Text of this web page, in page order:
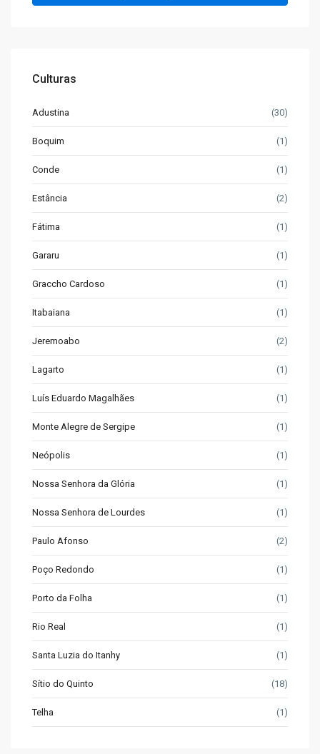
Culturas
Adustina (30)
Boquim (1)
Conde (1)
Estância (2)
Fátima (1)
Gararu (1)
Graccho Cardoso (1)
Itabaiana (1)
Jeremoabo (2)
Lagarto (1)
Luís Eduardo Magalhães (1)
Monte Alegre de Sergipe (1)
Neópolis (1)
Nossa Senhora da Glória (1)
Nossa Senhora de Lourdes (1)
Paulo Afonso (2)
Poço Redondo (1)
Porto da Folha (1)
Rio Real (1)
Santa Luzia do Itanhy (1)
Sítio do Quinto (18)
Telha (1)